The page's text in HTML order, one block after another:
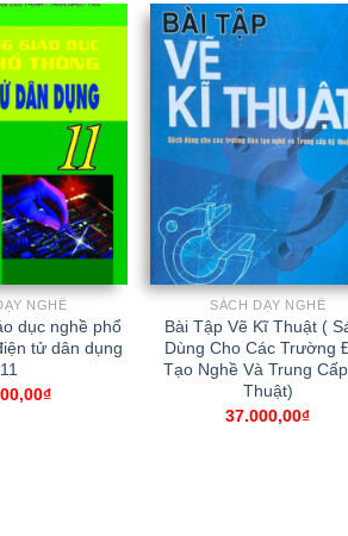
NGHỀ
dục nghề phổ
tử dân dụng
11
₫
SÁCH DẠY NGHỀ
Bài Tập Vẽ Kĩ Thuật (
Dùng Cho Các Trường
Tạo Nghề Và Trung
Thuật)
37.000,00₫